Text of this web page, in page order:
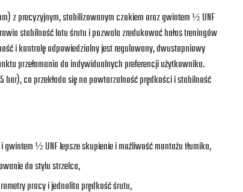
z precyzyjnym, stabilizowanym czokiem oraz gwintem ½ UNF
stabilność lotu śrutu i pozwala zredukować hałas treningów
i kontrolę odpowiedzialny jest regulowany, dwustopniowy
przełamania do indywidualnych preferencji użytkownika.
bar), co przekłada się na powtarzalność prędkości i stabilność
½ UNF lepsze skupienie i możliwość montażu tłumika,
do stylu strzelca,
pracy i jednolita prędkość śrutu,